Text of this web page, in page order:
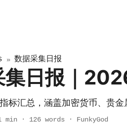
» 数据采集日报
日报｜
标汇总，涵盖加密货币、贵
min · 126 words · FunkyGod